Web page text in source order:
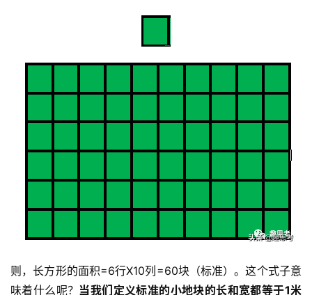
则，长方形的面积=6行X10列=60块（标准）。这个式子意
味着什么呢？ 当我们定义标准的小地块的长和宽都等于1米